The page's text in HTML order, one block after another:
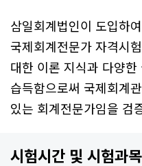
삼일회계법인이 도입하
국제회계전문가 자격시
대한 이론 지식과 다양한
습득함으로써 국제회계
있는 회계전문가임을 검
시험시간 및 시험과목